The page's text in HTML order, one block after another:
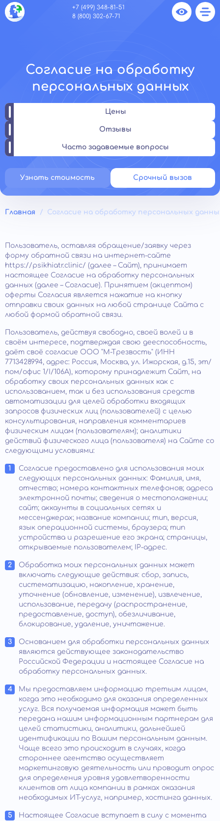
+7 (499) 348-81-51
8 (800) 302-67-71
Согласие на обработку
персональных данных
Цены
Отзывы
Часто задаваемые вопросы
Узнать стоимость Срочный вызов
Главная Согласие на обработку персональных
Пользователь, оставляя обращение/заявку через
форму обратной связи на интернет-сайте
https://psikhiatr.clinic/ (далее – Сайт), принимает
настоящее Согласие на обработку персональных
данных (далее – Согласие). Принятием (акцептом)
оферты Согласия является нажатие на кнопку
отправки своих данных на любой странице Сайта с
любой формой обратной связи.
Пользователь, действуя свободно, своей волей и в
своём интересе, подтверждая свою дееспособность,
даёт своё согласие ООО "М-Трезвость" (ИНН
7713428994, адрес: Россия, Москва, ул. Ижорская, д.15, эт/
пом/офис 1/I/106А), которому принадлежит Сайт, на
обработку своих персональных данных как с
использованием, так и без использования средств
автоматизации для целей обработки входящих
запросов физических лиц (пользователей) с целью
консультирования, направления комментариев
физическим лицам (пользователям); аналитики
действий физического лица (пользователя) на Сайте со
следующими условиями:
Согласие предоставлено для использования моих
следующих персональных данных: Фамилия, имя,
отчество; номера контактных телефонов; адреса
электронной почты; сведения о местоположении;
сайт; аккаунты в социальных сетях и
мессенджерах; название компании; тип, версия,
язык операционной системы, браузера; тип
устройства и разрешение его экрана; страницы,
открываемые пользователем; IP-адрес.
Обработка моих персональных данных может
включать следующие действия: сбор, запись,
систематизацию, накопление, хранение,
уточнение (обновление, изменение), извлечение,
использование, передачу (распространение,
предоставление, доступ), обезличивание,
блокирование, удаление, уничтожение.
Основанием для обработки персональных данных
являются действующее законодательство
Российской Федерации и настоящее Согласие на
обработку персональных данных.
Мы предоставляем информацию третьим лицам,
когда это необходимо для оказания определенных
услуг. Вся получаемая информация может быть
передана нашим информационным партнерам для
целей статистики, аналитики, дальнейшей
идентификации по Вашим персональным данным.
Чаще всего это происходит в случаях, когда
стороннее агентство осуществляет
маркетинговую деятельность или проводит опрос
для определения уровня удовлетворенности
клиентов от лица компании в рамках оказания
необходимых ИТ-услуг, например, хостинга данных.
Настоящее Согласие вступает в силу с момента